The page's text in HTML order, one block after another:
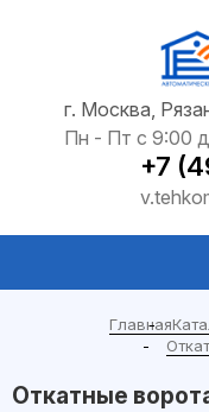
г. Москва,
Пн - Пт с 9:00
+7
Главная
Откатные